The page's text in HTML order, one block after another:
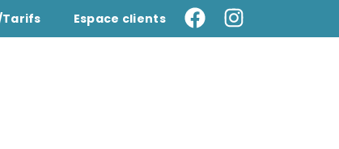
Espace clients